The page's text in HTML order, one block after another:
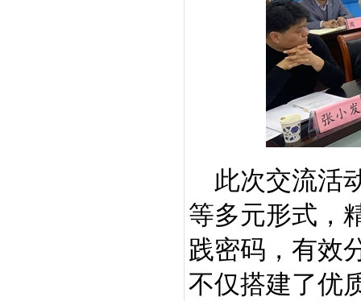
此次交流活
等多元形式，
践密码，有效
不仅搭建了优